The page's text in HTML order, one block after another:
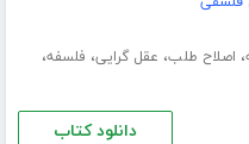
، اصلاح طلب، عقل گرایی، فلسفه،
دانلود کتاب